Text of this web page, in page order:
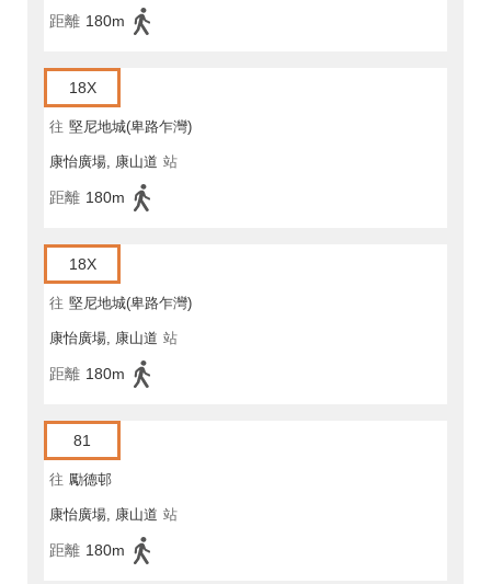
距離 180m
18X
往 堅尼地城(卑路乍灣)
康怡廣場, 康山道 站
距離 180m
18X
往 堅尼地城(卑路乍灣)
康怡廣場, 康山道 站
距離 180m
81
往 勵德邨
康怡廣場, 康山道 站
距離 180m